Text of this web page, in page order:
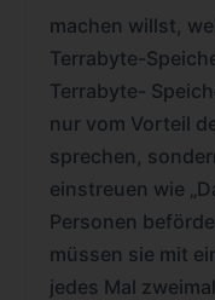
machen willst,
Terrabyte-
Terrabyte-
nur vom Vorteil
sprechen,
einstreuen wie
Personen
müssen sie mit
jedes Mal